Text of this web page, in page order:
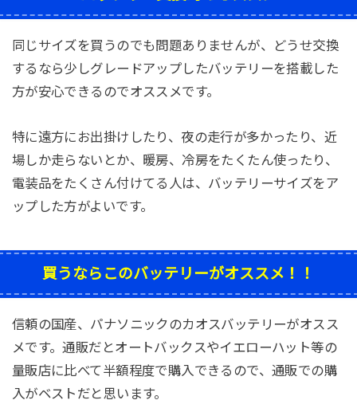
同じサイズを買うのでも問題ありませんが、どうせ交換
するなら少しグレードアップしたバッテリーを搭載した
方が安心できるのでオススメです。
特に遠方にお出掛けしたり、夜の走行が多かったり、近
場しか走らないとか、暖房、冷房をたくたん使ったり、
電装品をたくさん付けてる人は、バッテリーサイズをア
ップした方がよいです。
買うならこのバッテリーがオススメ！！
信頼の国産、パナソニックのカオスバッテリーがオスス
メです。通販だとオートバックスやイエローハット等の
量販店に比べて半額程度で購入できるので、通販での購
入がベストだと思います。